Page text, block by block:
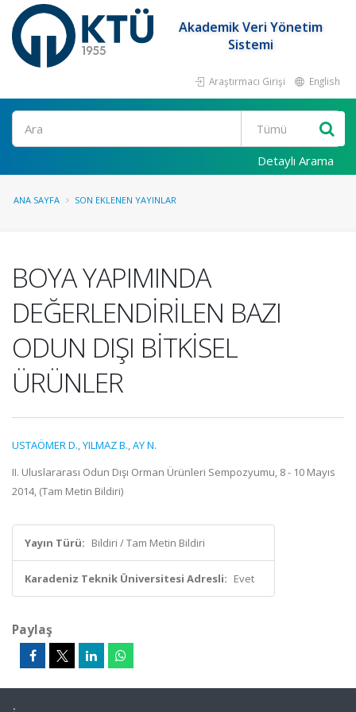
Akademik Veri Yönetim
Sistemi
Araştırmacı Girişi English
Ara
Detaylı Arama
ANA SAYFA SON EKLENEN YAYINLAR
BOYA YAPIMINDA
DEĞERLENDİRİLEN BAZI
ODUN DIŞI BİTKİSEL
ÜRÜNLER
USTAÖMER D.,YILMAZ B.,AY N.
II. Uluslararası Odun Dışı Orman Ürünleri Sempozyumu, 8 - 10 Mayıs
2014, (Tam Metin Bildiri)
Yayın Türü: Bildiri / Tam Metin Bildiri
Karadeniz Teknik Üniversitesi Adresli: Evet
Paylaş